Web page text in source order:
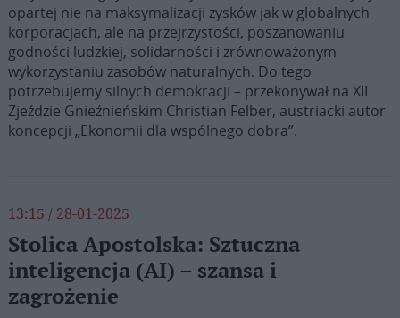
opartej nie na maksymalizacji zysków jak w globalnych
korporacjach, ale na przejrzystości, poszanowaniu
godności ludzkiej, solidarności i zrównoważonym
wykorzystaniu zasobów naturalnych. Do tego
potrzebujemy silnych demokracji – przekonywał na XII
Zjeździe Gnieźnieńskim Christian Felber, austriacki autor
koncepcji „Ekonomii dla wspólnego dobra”.
13:15 / 28-01-2025
Stolica Apostolska: Sztuczna
inteligencja (AI) – szansa i
zagrożenie